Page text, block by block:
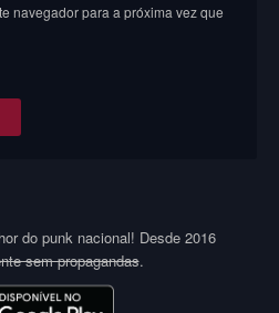
navegador para a próxima vez que
do punk nacional! Desde 2016
sem propagandas.